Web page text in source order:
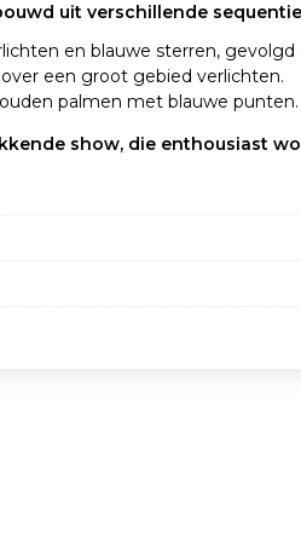
uit verschillende
en blauwe sterren,
een groot gebied verlichten.
palmen met blauwe punten.
show, die enthousiast